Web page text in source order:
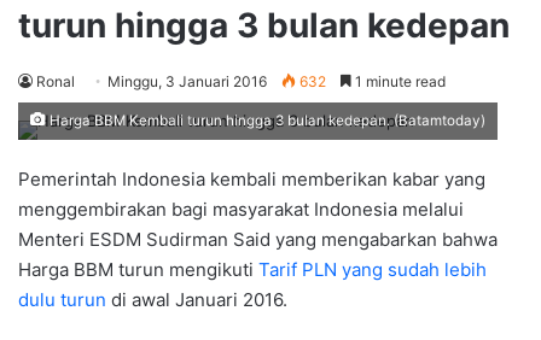
turun hingga 3 bulan kedepan
Ronal Minggu, 3 Januari 2016 632 1 minute read
Harga BBM Kembali turun hingga 3 bulan kedepan. (Batamtoday)
Pemerintah Indonesia kembali memberikan kabar yang
menggembirakan bagi masyarakat Indonesia melalui
Menteri ESDM Sudirman Said yang mengabarkan bahwa
Harga BBM turun mengikuti Tarif PLN yang sudah lebih
dulu turun di awal Januari 2016.